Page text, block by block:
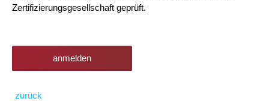
Zertifizierungsgesellschaft geprüft.
anmelden
zurück